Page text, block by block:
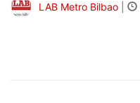
LAB Metro Bilbao